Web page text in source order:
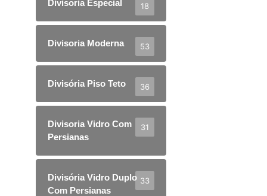
Divisoria Especial 18
Divisoria Moderna 53
Divisória Piso Teto 36
Divisoria Vidro Com
Persianas
31
Divisória Vidro Duplo
Com Persianas
33